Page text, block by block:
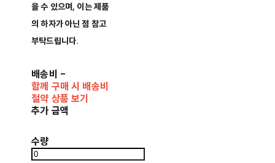
을 수 있으며, 이는 제품
의 하자가 아닌 점 참고
부탁드립니다.
배송비 -
함께 구매 시 배송비
절약 상품 보기
추가 금액
수량